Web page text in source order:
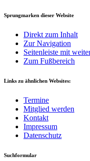
Sprungmarken dieser Website
Direkt zum Inhalt
Zur Navigation
Seitenleiste mit
Zum Fußbereich
Links zu ähnlichen Websites:
Termine
Mitglied werden
Kontakt
Impressum
Datenschutz
Suchformular